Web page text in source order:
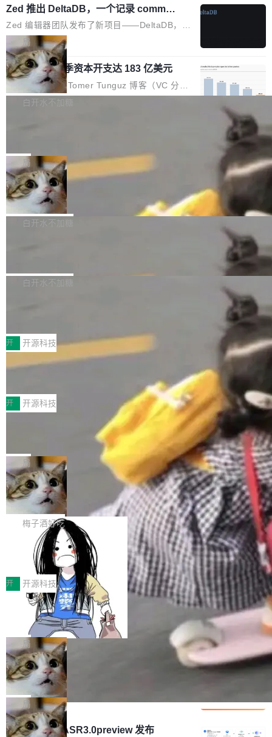
计划的顶峰。 十年前，Ken...
个小型数据库，应用天然按分片构建，单个数据
库的竞争和爆炸半径问题在设计层面就被消除
了。 闲置的 cell 会休眠到几乎不占资源。当 cel
l 迁移或唤醒时，新宿主从 S3 恢复 SQLite 数据
库继续执行。存储库是持久化的唯一真相...
高价的三星折叠（三星Galaxy Z Fold8 Ultra / Z
Fold8 / Z Flip8）外，其余要么是中低端机器，
例如iQOO Z11i、REDMI Note 17、REDMI No
te 17 Pro、OPPO K15，要么是vivo X300 E这
样的次旗舰。 Galaxy Z Fold8 Ultra / Z Fold8 /
Z Flip8三款折叠屏新机均在7月22日发布，且全
部搭载骁龙8 Elite Gen5 for Galaxy，它们本该
Zed 推出 DeltaDB，一个记录 commit
之间所有操作的版本控制系统
Zed 编辑器团队发布了新项目——DeltaDB，一
个在 git commit 之间记录每一次编辑操作的版
本控制系统。目前处于 Early Access 阶段。 De
ltaDB 的核心思路直接写在 landing page 最显
眼的位置：「Software is made between com
mits」——软件是在 commit 之间写出来的。git
是把这段空隙补上。 回退到任何一次编辑：Delt
aDB 捕获 commit 之间的每一次操作，...
局
SpaceXAI 单季资本开支达 183 亿美元
根据风险投资人Tomer Tunguz 博客（VC 分
析）披露的最新分析与第二季度业绩报告，Spac
微软同期总资本开支的四成。 与亚马逊、Alpha
bet、微软以及 Meta 等传统科技巨头相比，Spa
ceXAI的资金消耗速度尤为引人瞩目。然而，支
撑庞大支出的资金来源却呈现出截然不同的面
貌。数据显示，微软和 Meta 主要依托充沛的经
白开水不加糖
一个在终端里运行的编程 agent；Muse Spark
1.2，驱动这个 agent 的新模型。一句话概括：
你可以用 curl -fsSL https://dev.meta.ai/install.
sh | bash 安装一个能在大项目里自动规划、写
代码、验证结果的 AI 终端工具。 据介绍，Muse
个主 agent 循环，外加一组后台 agent。这些后
局
美团开源 LoHoSearch，用知识图谱校
准 AI 能力认知
机器出题的前提，是让机器拥有全局视野。整个
构建流程可以分为四个环节：建图 → 控制难度
白开水不加糖
库，并将作为transport接入Mooncake TENT。
MPComm将作为一种传输引擎接入Mooncake T
ENT，实现零拷贝传输性能提升30%、非零拷贝
传输性能最高提升5倍。UCL-MPComm底层基
于自研UCL-Engine通信引擎，后续腾讯网平将
持续开源更多基于UCL-Engine的高性能通信组
件。 腾讯网平团队在UCL-MPComm中实现了一
个独立于业务线程的全局通信引擎（Engine），
白开水不加糖
型案例入选名单》，深信服“面向企业研发场景的
开源 AI 编程平台 CoStrict 应用”凭借卓越的技术
创新与落地成效成功入选。 全链路私有化部署，
助力企业AI研发安全落地 当前，越来越多企业已
经开始引入 AI Coding 工具，通过调用公有云模
型或企业内部部署模型提升研发效率。但随着 AI
Coding 从个人辅助工具逐步走向团队级、组织
级应用，企业在规模化落地过程中，对安全性、
可控性和代码质量提出了更高要求。 首先是数据
安全与合规要求。对于大多数普通研发场景，公
有云模型能够满足快速试用和效率提升的需求。
但对于金融、能源、医疗等对数据安全要求较...
开 开源科技
深信服AI算力网关入选工信部人工智能
前不久，工业和信息化部正式发布《2025年人工
智能应用典型案例名单》，集中展示人工智能在
各领域的应用成果，覆盖技术底座、行业赋能、
产品应用、支撑保障、专题等五大方向。深信服
AI算力网关（AI创新平台）成功入选！ 随着各行
各业的Agent走向规模化建设，算力构成形态逐
渐丰富，用户关注的重点也在发生变化：不只是
让AI用起来，还要进一步看清混合算力时代下，
Token花在哪里、算力是否被充分利用，以及持
续增长的AI成本该如何优化。 深信服AI算力网关
正是围绕这些实际问题，从Token治理和成本治
理两个方面，让用户的每一份算力都看得清、管
得住、用得稳、省得下、更安全！ 一、从现在开
始，Token使用一目...
开 开源科技
Jeff Dean 离开 Google：一个时代的结
束，一个实验室的开始
Google 员工编号 20。MapReduce 作者之一。
Bigtable 作者之一。TensorFlow 的作者之一。
Gemini 的架构师。Google 首席科学家。 Jeff D
ean 在 Google 工作了 27 年后，宣布离职。 他
不是一个人走。一同离开的还有 Sanjay Ghema
wat（Google 员工编号 23，Jeff Dean 二十多
年的编程搭档，MapReduce 和 Bigtable 的共同
作者）、Quoc Le（Google 大脑核心成员，Se
q2Seq 和 DocAI 的共同发明人）以及 Oriol Vin
yals（Gemini 联合负责人，AlphaSta...
局
🔥 SolonCode v2026.8.4 发布：界面
字体可调、22 种语言、记忆搜索增强
打开终端就能上岗的全中文编码智能体，这一轮
把「看得清、用母语、记得住」三件事一次补
齐。 SolonCode 是什么 SolonCode 是杭州无
耳科技研发的企业级终端编码智能体——一位全
中文驱动的数字员工，自主理解需求、规划步
骤、编写代码。不挑模型、不挑平台，curl 一行
装完即用。 开源地址：Gitee · GitCode · GitHu
b 安装 支持 Java 8+（8~26）、macOS / Linu
x / Windows / Harmony PC。 # macOS / Linu
x / Harmony PC curl -fsSL https://solon.noea
r.org/solon...
梅子酒好吃
让“代码语义理解”深度释放AI Coding
价值潜能：华为云码道（CodeArts）
代码仓技术解析
一、代码仓深度理解技术的作用与价值 在软件工
程实践中，代码仓是企业核心知识资产的主要载
体。企业级代码仓库通常包含数十万乃至数百万
个文件，其规模远超单次模型调用可承载的上下
文窗口。随着项目规模的持续扩张与代码历史的
不断累积，代码仓中的模块关系、接口契约、业
务逻辑等关键信息往往分散于数十乃至数百个文
件之中，形成高度复杂的知识关联网络。传统的
代码检索手段（如关键词匹配、目录遍历）仅能
在语法层面完成文本定位，难以触及代码的语义
内涵与结构关联，导致开发者使用代码智能体在
理解大规模代码仓时面临显著"代码仓理解"瓶
开 开源科技
一条“删库”命令跑 17 小时，算法工程
师删光 89TB 数据只为干私活
最高人民检察院8月4日公布了一起案件：北京一
名90后算法工程师王某，为了给自己接的私活腾
服务器空间，删光了公司AI游戏部门的全部核心
数据。 王某2024年1月入职东城区某科技公司AI
短剧部门，有互联网大厂背景。在公司内部架构
调整期间，部门三次通知全员将数据从A集群迁
移到B集群，王某都回复了"收到"。 他没有迁移
数据。2024年9月3日下午4点，他使用此前登录
局
Cloudflare 分享推理优化实践：KV ca
che 量化 + 权重压缩，吞吐量提升 4
1%，成本降 30%
Kimi 和 GLM 是当前最强的大模型系列之一，但
它们有一个共同的问题：太吃显存了。月之暗面
的 Kimi K 系列和智谱的 GLM 都是长上下文、M
oE 架构的大模型，好用到让人上瘾，但 GPU 显
局
腾讯混元 Hy ASR3.0preview 发布